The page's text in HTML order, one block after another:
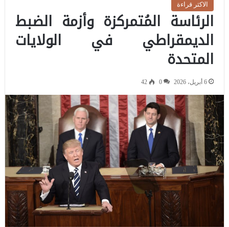
الاكثر قراءة
الرئاسة المُتمركزة وأزمة الضبط
الديمقراطي في الولايات
المتحدة
6 أبريل، 2026 0
42